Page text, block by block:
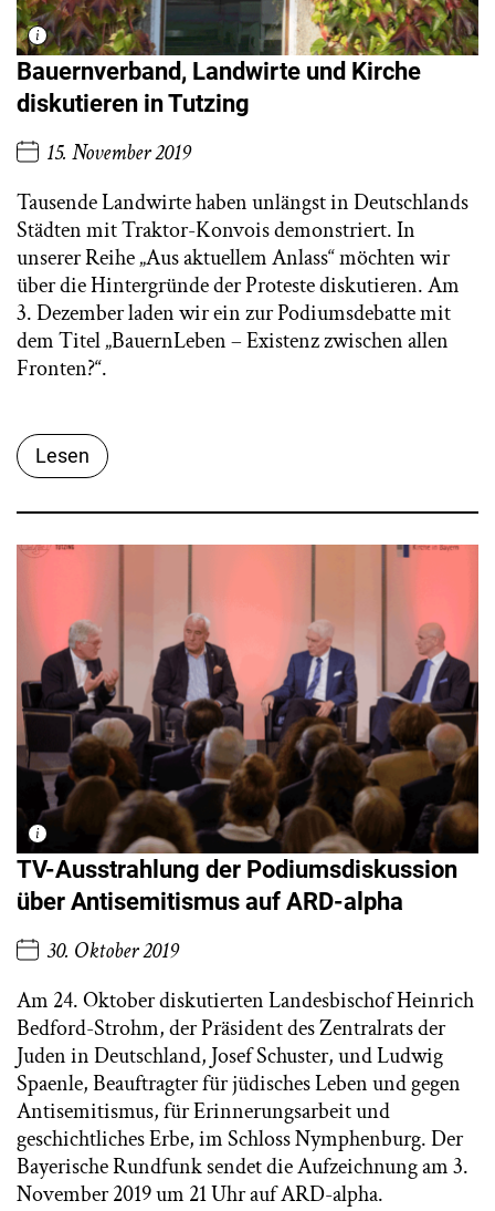
Bauernverband, Landwirte und Kirche
diskutieren in Tutzing
15. November 2019
Tausende Landwirte haben unlängst in Deutschlands
Städten mit Traktor-Konvois demonstriert. In
unserer Reihe „Aus aktuellem Anlass“ möchten wir
über die Hintergründe der Proteste diskutieren. Am
3. Dezember laden wir ein zur Podiumsdebatte mit
dem Titel „BauernLeben – Existenz zwischen allen
Fronten?“.
Lesen
TV-Ausstrahlung der Podiumsdiskussion
über Antisemitismus auf ARD-alpha
30. Oktober 2019
Am 24. Oktober diskutierten Landesbischof Heinrich
Bedford-Strohm, der Präsident des Zentralrats der
Juden in Deutschland, Josef Schuster, und Ludwig
Spaenle, Beauftragter für jüdisches Leben und gegen
Antisemitismus, für Erinnerungsarbeit und
geschichtliches Erbe, im Schloss Nymphenburg. Der
Bayerische Rundfunk sendet die Aufzeichnung am 3.
November 2019 um 21 Uhr auf ARD-alpha.